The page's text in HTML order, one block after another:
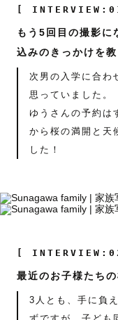
[
もう5回目の撮影に
込みのきっかけを教
次男の入学に合わ
思っていました。
ゆうさんの予約は
から桜の満開と天
した！
[
最近のお子様たち
3人とも、手に負